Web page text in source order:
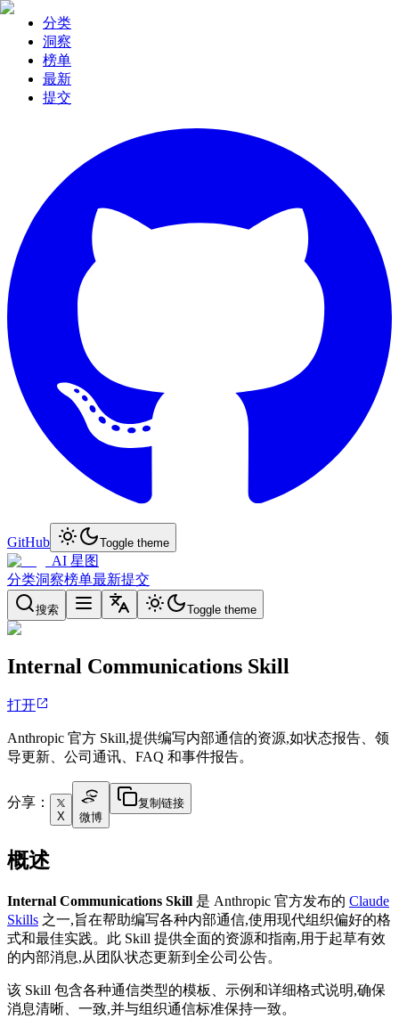
分类
洞察
榜单
最新
提交
GitHub Toggle theme
AI 星图
分类洞察榜单最新提交
搜索 Toggle theme
Internal Communications Skill
打开
Anthropic 官方 Skill,提供编写内部通信的资源,如状态报告、领
导更新、公司通讯、FAQ 和事件报告。
分享：
X 微博
复制链接
概述
Internal Communications Skill 是 Anthropic 官方发布的 Claude
Skills 之一,旨在帮助编写各种内部通信,使用现代组织偏好的格
式和最佳实践。此 Skill 提供全面的资源和指南,用于起草有效
的内部消息,从团队状态更新到全公司公告。
该 Skill 包含各种通信类型的模板、示例和详细格式说明,确保
消息清晰、一致,并与组织通信标准保持一致。